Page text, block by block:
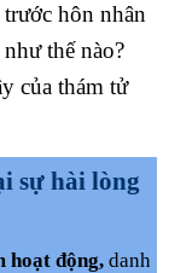
hôn nhân
thế nào?
của thám tử
sự hài lòng
hoạt động,danh